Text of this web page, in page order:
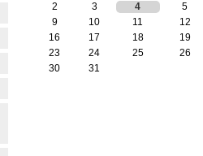
2 3 4
5
9
10 11
12
16
17 18
19
23
24 25
26
30
31